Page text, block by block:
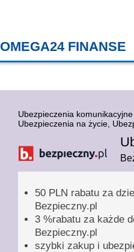
OMEGA24 FINANSE
Ubezpieczenia
Ubezpieczenia na życie,
50 PLN rabatu za
Bezpieczny.pl
3 %rabatu za każde
Bezpieczny.pl
szybki zakup i